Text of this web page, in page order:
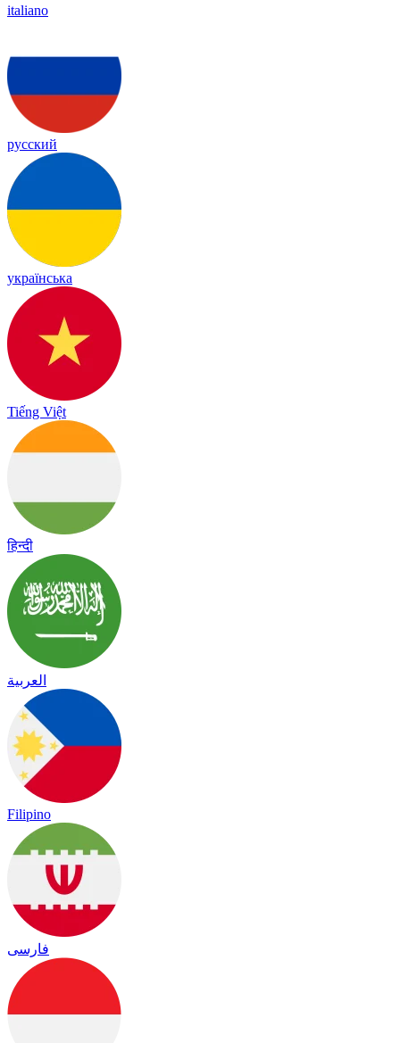
italiano
русский
українська
Tiếng Việt
हिन्दी
العربية
Filipino
فارسی